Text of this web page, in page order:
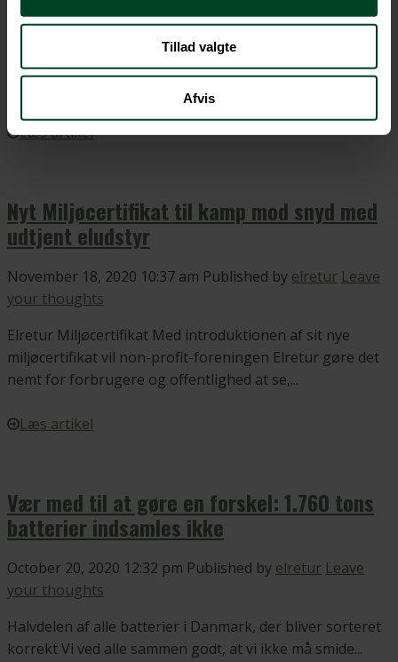
Tillad valgte
Afvis
Vi køber og skrotter i samme takt Under coronakrisen er
danskernes køb af elektronik steget betragteligt – det
Læs artikel
Nyt Miljøcertifikat til kamp mod snyd med
udtjent eludstyr
November 18, 2020 10:37 am Published by elretur Leave
your thoughts
Elretur Miljøcertifikat Med introduktionen af sit nye
miljøcertifikat vil non-profit-foreningen Elretur gøre det
nemt for forbrugere og offentlighed at se,...
Læs artikel
Vær med til at gøre en forskel: 1.760 tons
batterier indsamles ikke
October 20, 2020 12:32 pm Published by elretur Leave
your thoughts
Halvdelen af alle batterier i Danmark, der bliver sorteret
korrekt Vi ved alle sammen godt, at vi ikke må smide...